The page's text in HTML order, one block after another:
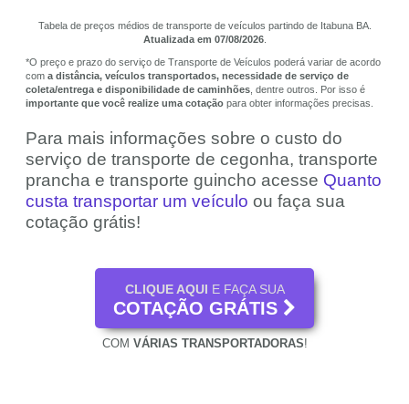
Tabela de preços médios de transporte de veículos partindo de Itabuna BA.
Atualizada em 07/08/2026.
*O preço e prazo do serviço de Transporte de Veículos poderá variar de acordo
com a distância, veículos transportados, necessidade de serviço de
coleta/entrega e disponibilidade de caminhões , dentre outros. Por isso é
importante que você realize uma cotação para obter informações precisas.
Para mais informações sobre o custo do
serviço de transporte de cegonha, transporte
prancha e transporte guincho acesse Quanto
custa transportar um veículo ou faça sua
cotação grátis!
CLIQUE AQUI E FAÇA SUA
COTAÇÃO GRÁTIS
COM VÁRIAS TRANSPORTADORAS!